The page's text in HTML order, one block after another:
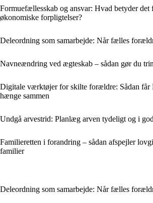
Formuefællesskab og ansvar: Hvad betyder
økonomiske forpligtelser?
Deleordning som samarbejde: Når fælles
Navneændring ved ægteskab – sådan gør du
Digitale værktøjer for skilte forældre: Sådan får
hænge sammen
Undgå arvestrid: Planlæg arven tydeligt og i
Familieretten i forandring – sådan afspejler
familier
Deleordning som samarbejde: Når fælles